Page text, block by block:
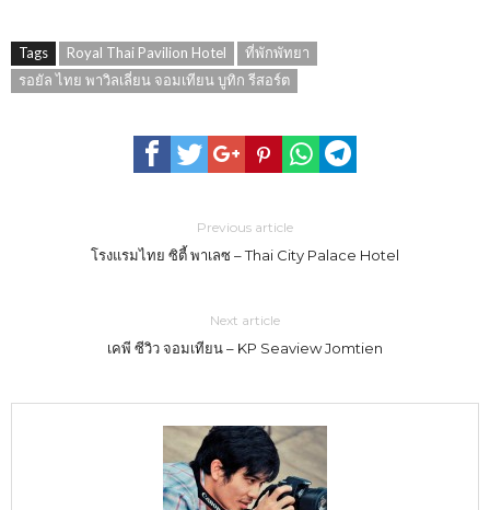
Tags Royal Thai Pavilion Hotel
ที่พักพัทยา
รอยัล ไทย พาวิลเลี่ยน จอมเทียน บูทิก รีสอร์ต
Previous article
โรงแรมไทย ซิตี้ พาเลซ – Thai City Palace Hotel
Next article
เคพี ซีวิว จอมเทียน – KP Seaview Jomtien